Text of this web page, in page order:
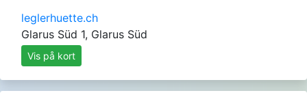
leglerhuette.ch
Glarus Süd 1, Glarus Süd
Vis på kort